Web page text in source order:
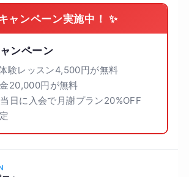
ャンペーン実施中！ ✨
ンペーン
験レッスン4,500円が無料
20,000円が無料
日に入会で月謝プラン20%OFF